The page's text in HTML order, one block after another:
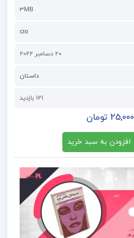
3MB
cio
20 دسامبر 2022
داستان
121 بازدید
25,000 تومان
افزودن به سبد خرید